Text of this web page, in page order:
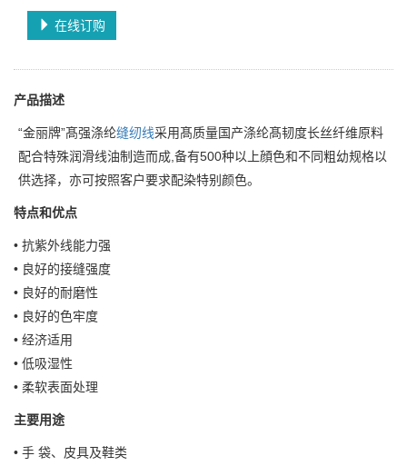
在线订购
产品描述
“金丽牌”髙强涤纶缝纫线采用髙质量国产涤纶髙韧度长丝纤维原料
配合特殊润滑线油制造而成,备有500种以上顔色和不同粗幼规格以
供选择，亦可按照客户要求配染特别颜色。
特点和优点
• 抗紫外线能力强
• 良好的接缝强度
• 良好的耐磨性
• 良好的色牢度
• 经济适用
• 低吸湿性
• 柔软表面处理
主要用途
• 手 袋、皮具及鞋类